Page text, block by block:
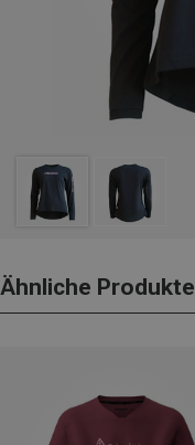
Ähnliche Produkte